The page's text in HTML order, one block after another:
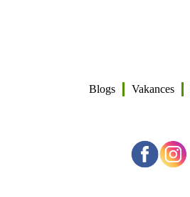
Blogs Vakances